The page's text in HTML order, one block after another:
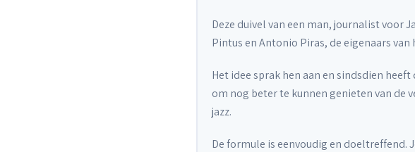
Deze duivel van een man, journalist voor
Pintus en Antonio Piras, de eigenaars
Het idee sprak hen aan en sindsdien
om nog beter te kunnen genieten van de
jazz.
De formule is eenvoudig en doeltreffend.